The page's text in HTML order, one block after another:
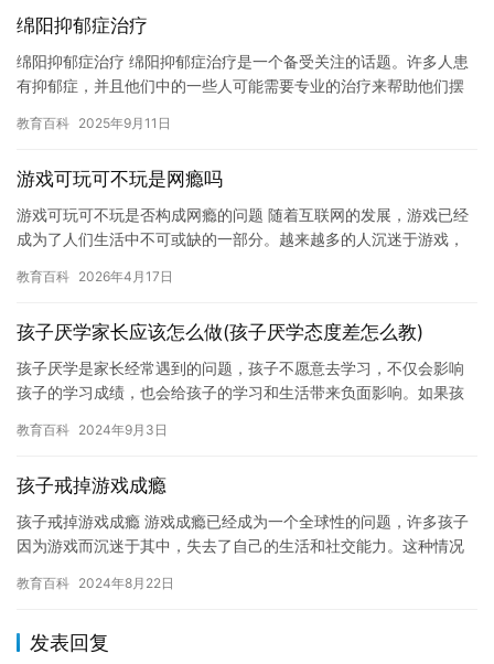
绵阳抑郁症治疗
绵阳抑郁症治疗 绵阳抑郁症治疗是一个备受关注的话题。许多人患
有抑郁症，并且他们中的一些人可能需要专业的治疗来帮助他们摆
绍一…
教育百科 2025年9月11日
游戏可玩可不玩是网瘾吗
游戏可玩可不玩是否构成网瘾的问题 随着互联网的发展，游戏已经
成为了人们生活中不可或缺的一部分。越来越多的人沉迷于游戏，
问…
教育百科 2026年4月17日
孩子厌学家长应该怎么做(孩子厌学态度差怎么教)
孩子厌学是家长经常遇到的问题，孩子不愿意去学习，不仅会影响
孩子的学习成绩，也会给孩子的学习和生活带来负面影响。如果孩
解孩…
教育百科 2024年9月3日
孩子戒掉游戏成瘾
孩子戒掉游戏成瘾 游戏成瘾已经成为一个全球性的问题，许多孩子
因为游戏而沉迷于其中，失去了自己的生活和社交能力。这种情况
成瘾…
教育百科 2024年8月22日
发表回复